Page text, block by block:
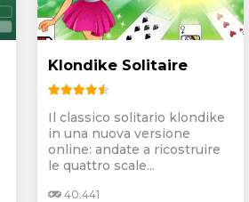
Klondike Solitaire
Il classico solitario klondike
in una nuova versione
online: andate a ricostruire
le quattro scale...
40.441